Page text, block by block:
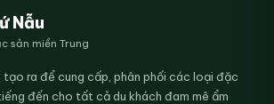
Nẫu
sản miền Trung
tạo ra để cung cấp, phân phối các loại đặc
đến cho tất cả du khách đam mê ẩm